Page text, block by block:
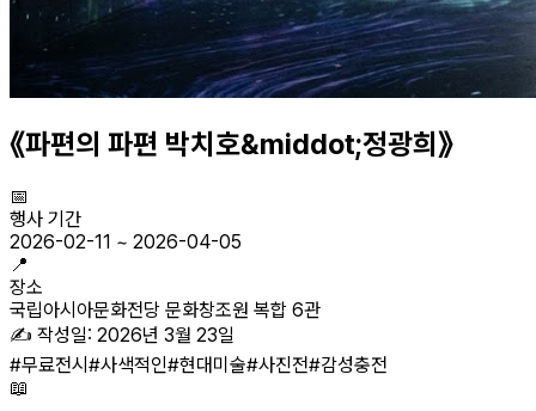
《파편의 파편 박치호&middot;정광희》
📅
행사 기간
2026-02-11 ~ 2026-04-05
📍
장소
국립아시아문화전당 문화창조원 복합 6관
✍️ 작성일: 2026년 3월 23일
#무료전시 #사색적인#현대미술#사진전#감성충전
📖